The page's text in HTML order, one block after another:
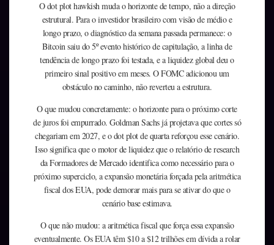
O dot plot hawkish muda o horizonte de tempo, não a direção
estrutural. Para o investidor brasileiro com visão de médio e
longo prazo, o diagnóstico da semana passada permanece: o
Bitcoin saiu do 5º evento histórico de capitulação, a linha de
tendência de longo prazo foi testada, e a liquidez global deu o
primeiro sinal positivo em meses. O FOMC adicionou um
obstáculo no caminho, não reverteu a estrutura.
O que mudou concretamente: o horizonte para o próximo corte
de juros foi empurrado. Goldman Sachs já projetava que cortes só
chegariam em 2027, e o dot plot de quarta reforçou esse cenário.
Isso significa que o motor de liquidez que o relatório de research
da Formadores de Mercado identifica como necessário para o
próximo superciclo, a expansão monetária forçada pela aritmética
fiscal dos EUA, pode demorar mais para se ativar do que o
cenário base estimava.
O que não mudou: a aritmética fiscal que força essa expansão
eventualmente. Os EUA têm $10 a $12 trilhões em dívida a rolar